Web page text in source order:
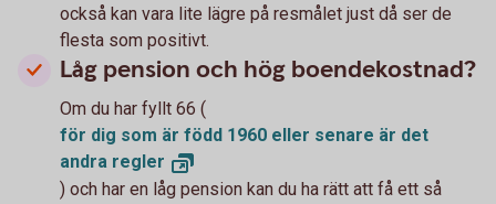
också kan vara lite lägre på resmålet just då ser de
flesta som positivt.
Låg pension och hög boendekostnad?
Om du har fyllt 66 (
för dig som är född 1960 eller senare är det
andra regler
) och har en låg pension kan du ha rätt att få ett så